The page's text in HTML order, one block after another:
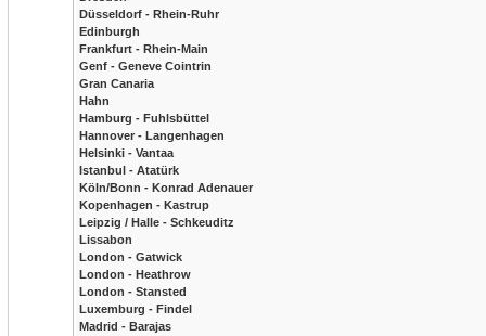
Düsseldorf - Rhein-Ruhr
Edinburgh
Frankfurt - Rhein-Main
Genf - Geneve Cointrin
Gran Canaria
Hahn
Hamburg - Fuhlsbüttel
Hannover - Langenhagen
Helsinki - Vantaa
Istanbul - Atatürk
Köln/Bonn - Konrad Adenauer
Kopenhagen - Kastrup
Leipzig / Halle - Schkeuditz
Lissabon
London - Gatwick
London - Heathrow
London - Stansted
Luxemburg - Findel
Madrid - Barajas